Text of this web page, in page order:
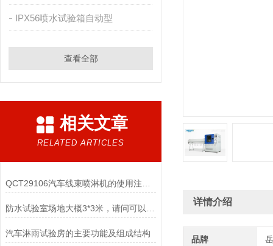
IPX56喷水试验箱自动型
查看全部
相关文章
RELATED ARTICLES
汽车淋雨试验房的主要功能及组成结构
详情介绍
品牌